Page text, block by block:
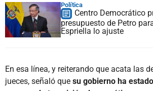
Política
Centro Democrático
presupuesto de Petro
Espriella lo ajuste
En esa línea, y reiterando que acata las
jueces, señaló que su gobierno ha